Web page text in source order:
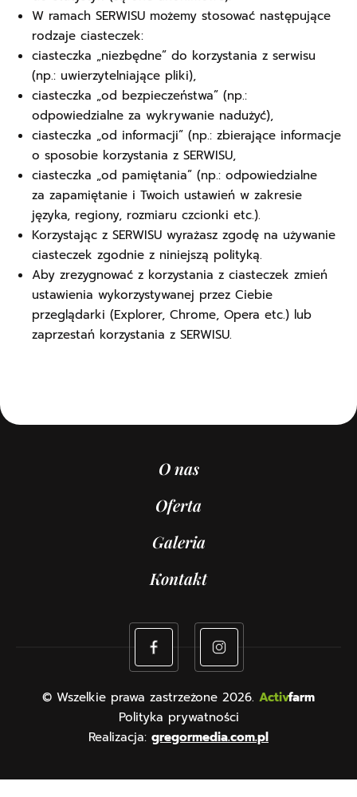
W ramach SERWISU możemy stosować następujące
rodzaje ciasteczek:
ciasteczka „niezbędne” do korzystania z serwisu
(np.: uwierzytelniające pliki),
ciasteczka „od bezpieczeństwa” (np.:
odpowiedzialne za wykrywanie nadużyć),
ciasteczka „od informacji” (np.: zbierające informacje
o sposobie korzystania z SERWISU,
ciasteczka „od pamiętania” (np.: odpowiedzialne
za zapamiętanie i Twoich ustawień w zakresie
języka, regiony, rozmiaru czcionki etc.).
Korzystając z SERWISU wyrażasz zgodę na używanie
ciasteczek zgodnie z niniejszą polityką.
Aby zrezygnować z korzystania z ciasteczek zmień
ustawienia wykorzystywanej przez Ciebie
przeglądarki (Explorer, Chrome, Opera etc.) lub
zaprzestań korzystania z SERWISU.
O nas
Oferta
Galeria
Kontakt
© Wszelkie prawa zastrzeżone 2026. Activfarm
Polityka prywatności
Realizacja: gregormedia.com.pl